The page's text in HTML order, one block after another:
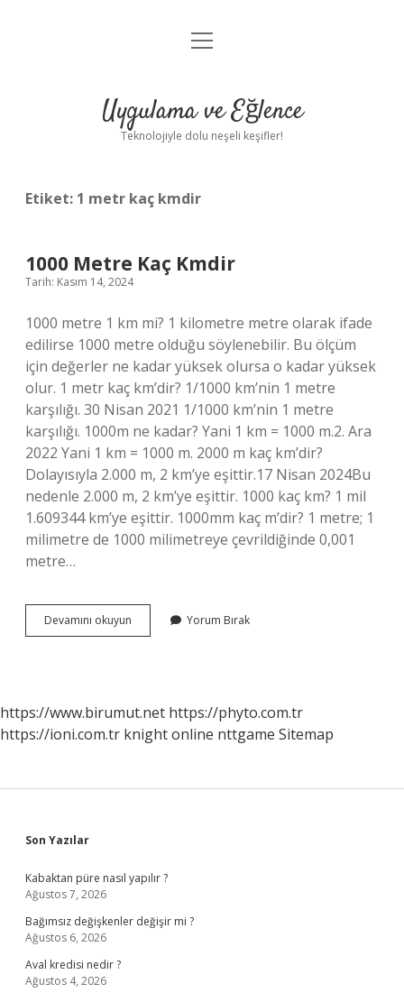
Anasayfa
Yasal Uyarı
menüyü
Uygulama ve Eğlence
Teknolojiyle dolu neşeli keşifler!
Etiket: 1 metr kaç kmdir
1000 Metre Kaç Kmdir
Tarih: Kasım 14, 2024
1000 metre 1 km mi? 1 kilometre metre olarak ifade
edilirse 1000 metre olduğu söylenebilir. Bu ölçüm
için değerler ne kadar yüksek olursa o kadar yüksek
olur. 1 metr kaç km’dir? 1/1000 km’nin 1 metre
karşılığı. 30 Nisan 2021 1/1000 km’nin 1 metre
karşılığı. 1000m ne kadar? Yani 1 km = 1000 m.2. Ara
2022 Yani 1 km = 1000 m. 2000 m kaç km’dir?
Dolayısıyla 2.000 m, 2 km’ye eşittir.17 Nisan 2024Bu
nedenle 2.000 m, 2 km’ye eşittir. 1000 kaç km? 1 mil
1.609344 km’ye eşittir. 1000mm kaç m’dir? 1 metre; 1
milimetre de 1000 milimetreye çevrildiğinde 0,001
metre…
Devamını okuyun
Metre
Yorum Bırak
https://www.birumut.net https://phyto.com.tr
https://ioni.com.tr knight online nttgame Sitemap
Sidebar
Son Yazılar
Kabaktan püre nasıl yapılır ?
Ağustos 7, 2026
Bağımsız değişkenler değişir mi ?
Ağustos 6, 2026
Aval kredisi nedir ?
Ağustos 4, 2026